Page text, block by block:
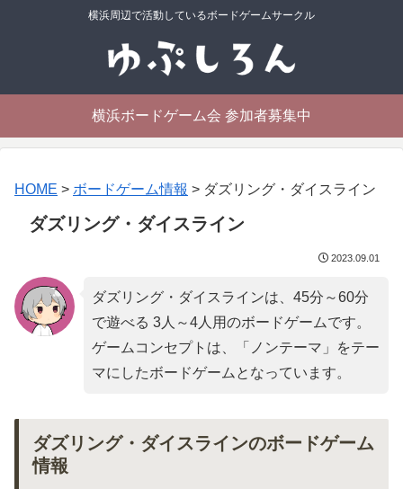
横浜周辺で活動しているボードゲームサークル
横浜ボードゲーム会 参加者募集中
HOME > ボードゲーム情報 > ダズリング・ダイスライン
ダズリング・ダイスライン
2023.09.01
ダズリング・ダイスラインは、45分～60分
で遊べる 3人～4人用のボードゲームです。
ゲームコンセプトは、「 ノンテーマ 」をテー
マにしたボードゲームとなっています。
ダズリング・ダイスラインのボードゲーム
情報